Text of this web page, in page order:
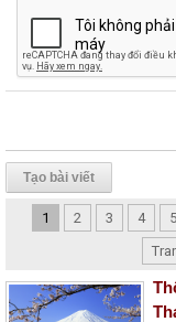
Tạo bài viết
1 2 3 4 5